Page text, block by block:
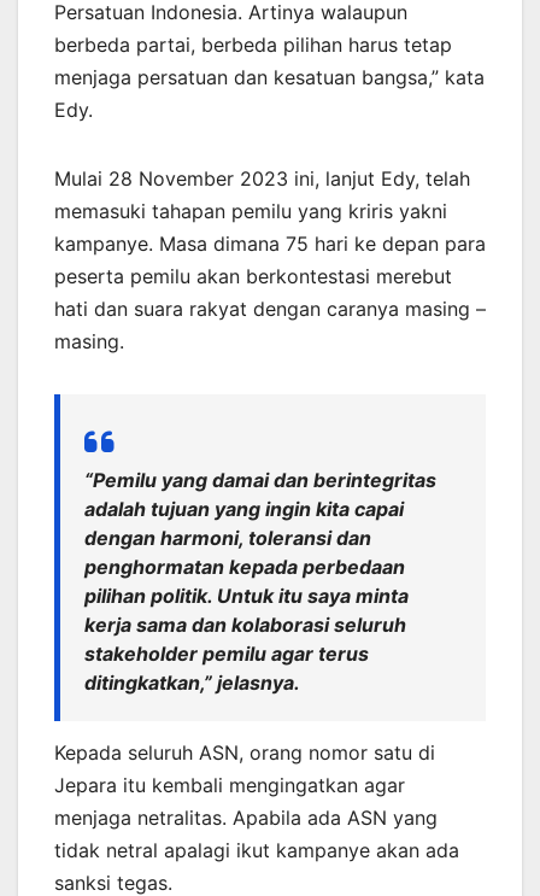
Persatuan Indonesia. Artinya walaupun
berbeda partai, berbeda pilihan harus tetap
menjaga persatuan dan kesatuan bangsa,” kata
Edy.
Mulai 28 November 2023 ini, lanjut Edy, telah
memasuki tahapan pemilu yang kriris yakni
kampanye. Masa dimana 75 hari ke depan para
peserta pemilu akan berkontestasi merebut
hati dan suara rakyat dengan caranya masing –
masing.
“Pemilu yang damai dan berintegritas
adalah tujuan yang ingin kita capai
dengan harmoni, toleransi dan
penghormatan kepada perbedaan
pilihan politik. Untuk itu saya minta
kerja sama dan kolaborasi seluruh
stakeholder pemilu agar terus
ditingkatkan,” jelasnya.
Kepada seluruh ASN, orang nomor satu di
Jepara itu kembali mengingatkan agar
menjaga netralitas. Apabila ada ASN yang
tidak netral apalagi ikut kampanye akan ada
sanksi tegas.